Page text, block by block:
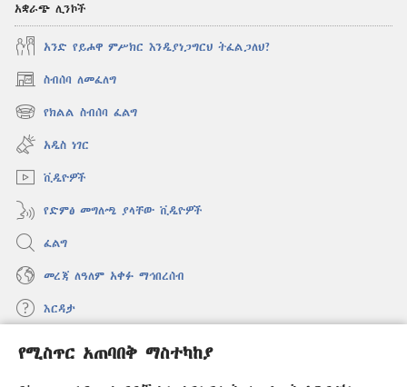
የሚስጥር አጠባበቅ ማስተካከያ
አቋራጭ ሊንኮች
አንድ የይሖዋ ምሥክር እንዲያነጋግርህ ትፈልጋለህ?
ስብሰባ ለመፈለግ
(አዲስ
ዊንዶው
ክፈት)
የክልል ስብሰባ ፈልግ
(አዲስ
ዊንዶው
ክፈት)
አዲስ ነገር
ቪዲዮዎች
የድምፅ መግለጫ ያላቸው ቪዲዮዎች
ፈልግ
መረጃ ለዓለም አቀፉ ማኅበረሰብ
እርዳታ
መዋጮዎች
(አዲስ